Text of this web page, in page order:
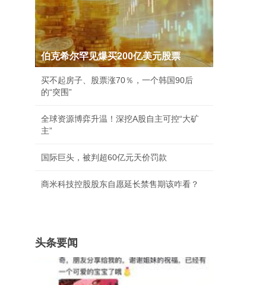
伯克希尔罕见爆买200亿美元股票
买不起房子、股票涨70％，一个韩国90后
的“突围”
全球资源博弈升温！深挖A股自主可控“大矿
主”
国际巨头，被判超60亿元天价罚款
商米科技控股股东自愿延长禁售期该咋看？
头条要闻